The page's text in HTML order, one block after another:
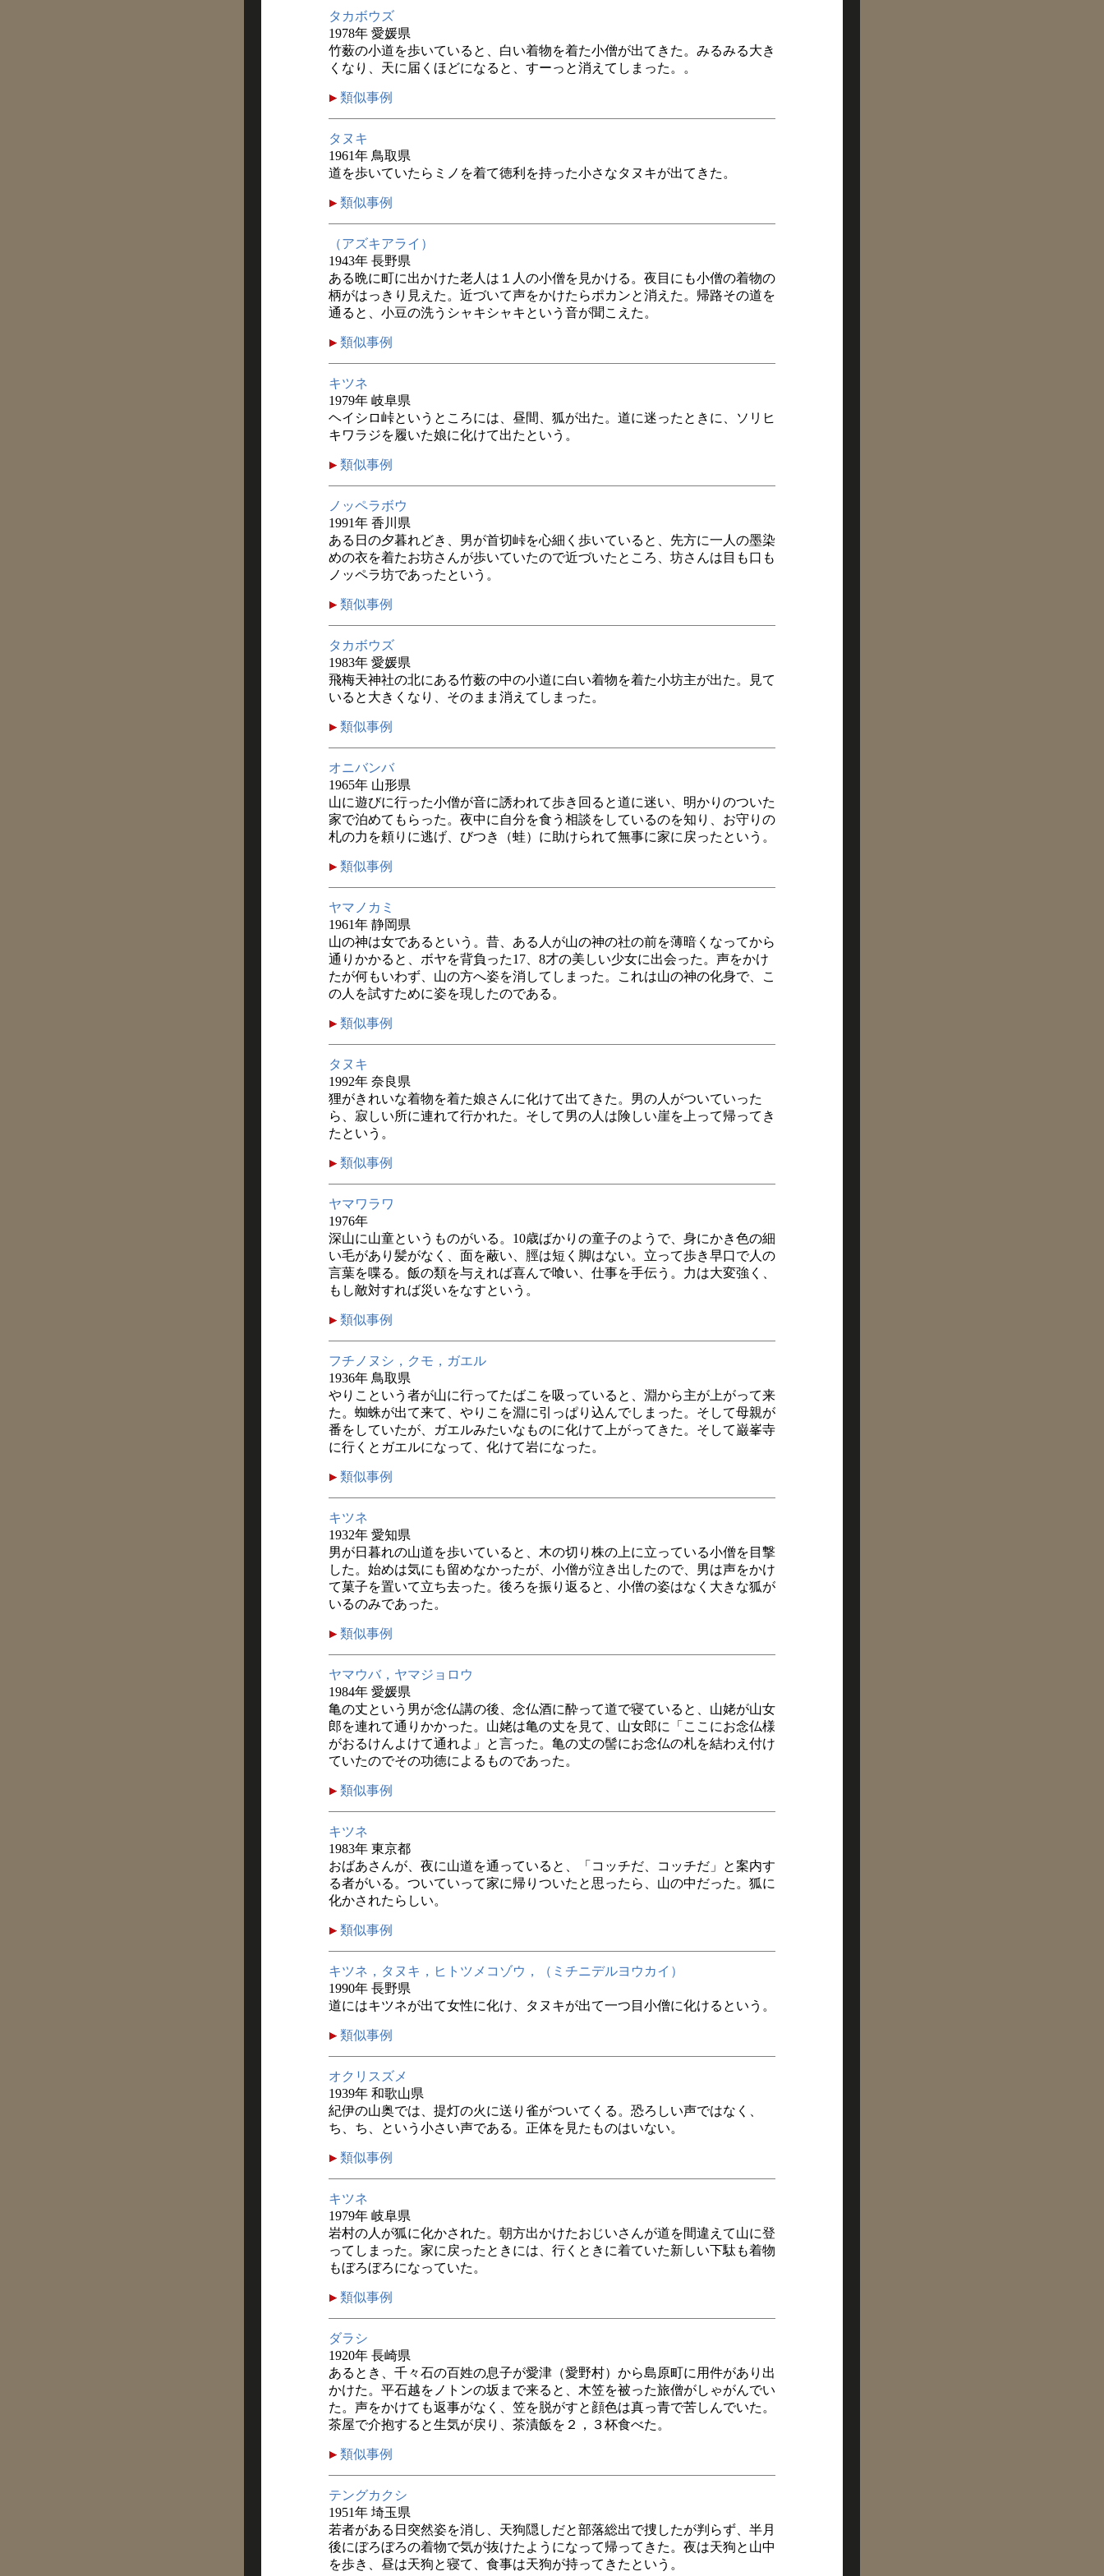
タカボウズ
1978年 愛媛県
竹薮の小道を歩いていると、白い着物を着た小僧が出てきた。みるみる大き
くなり、天に届くほどになると、すーっと消えてしまった。。
類似事例
タヌキ
1961年 鳥取県
道を歩いていたらミノを着て徳利を持った小さなタヌキが出てきた。
類似事例
（アズキアライ）
1943年 長野県
ある晩に町に出かけた老人は１人の小僧を見かける。夜目にも小僧の着物の
柄がはっきり見えた。近づいて声をかけたらポカンと消えた。帰路その道を
通ると、小豆の洗うシャキシャキという音が聞こえた。
類似事例
キツネ
1979年 岐阜県
ヘイシロ峠というところには、昼間、狐が出た。道に迷ったときに、ソリヒ
キワラジを履いた娘に化けて出たという。
類似事例
ノッペラボウ
1991年 香川県
ある日の夕暮れどき、男が首切峠を心細く歩いていると、先方に一人の墨染
めの衣を着たお坊さんが歩いていたので近づいたところ、坊さんは目も口も
ノッペラ坊であったという。
類似事例
タカボウズ
1983年 愛媛県
飛梅天神社の北にある竹薮の中の小道に白い着物を着た小坊主が出た。見て
いると大きくなり、そのまま消えてしまった。
類似事例
オニバンバ
1965年 山形県
山に遊びに行った小僧が音に誘われて歩き回ると道に迷い、明かりのついた
家で泊めてもらった。夜中に自分を食う相談をしているのを知り、お守りの
札の力を頼りに逃げ、びつき（蛙）に助けられて無事に家に戻ったという。
類似事例
ヤマノカミ
1961年 静岡県
山の神は女であるという。昔、ある人が山の神の社の前を薄暗くなってから
通りかかると、ボヤを背負った17、8才の美しい少女に出会った。声をかけ
たが何もいわず、山の方へ姿を消してしまった。これは山の神の化身で、こ
の人を試すために姿を現したのである。
類似事例
タヌキ
1992年 奈良県
狸がきれいな着物を着た娘さんに化けて出てきた。男の人がついていった
ら、寂しい所に連れて行かれた。そして男の人は険しい崖を上って帰ってき
たという。
類似事例
ヤマワラワ
1976年
深山に山童というものがいる。10歳ばかりの童子のようで、身にかき色の細
い毛があり髪がなく、面を蔽い、脛は短く脚はない。立って歩き早口で人の
言葉を喋る。飯の類を与えれば喜んで喰い、仕事を手伝う。力は大変強く、
もし敵対すれば災いをなすという。
類似事例
フチノヌシ，クモ，ガエル
1936年 鳥取県
やりこという者が山に行ってたばこを吸っていると、淵から主が上がって来
た。蜘蛛が出て来て、やりこを淵に引っぱり込んでしまった。そして母親が
番をしていたが、ガエルみたいなものに化けて上がってきた。そして巌峯寺
に行くとガエルになって、化けて岩になった。
類似事例
キツネ
1932年 愛知県
男が日暮れの山道を歩いていると、木の切り株の上に立っている小僧を目撃
した。始めは気にも留めなかったが、小僧が泣き出したので、男は声をかけ
て菓子を置いて立ち去った。後ろを振り返ると、小僧の姿はなく大きな狐が
いるのみであった。
類似事例
ヤマウバ，ヤマジョロウ
1984年 愛媛県
亀の丈という男が念仏講の後、念仏酒に酔って道で寝ていると、山姥が山女
郎を連れて通りかかった。山姥は亀の丈を見て、山女郎に「ここにお念仏様
がおるけんよけて通れよ」と言った。亀の丈の髻にお念仏の札を結わえ付け
ていたのでその功徳によるものであった。
類似事例
キツネ
1983年 東京都
おばあさんが、夜に山道を通っていると、「コッチだ、コッチだ」と案内す
る者がいる。ついていって家に帰りついたと思ったら、山の中だった。狐に
化かされたらしい。
類似事例
キツネ，タヌキ，ヒトツメコゾウ，（ミチニデルヨウカイ）
1990年 長野県
道にはキツネが出て女性に化け、タヌキが出て一つ目小僧に化けるという。
類似事例
オクリスズメ
1939年 和歌山県
紀伊の山奥では、提灯の火に送り雀がついてくる。恐ろしい声ではなく、
ち、ち、という小さい声である。正体を見たものはいない。
類似事例
キツネ
1979年 岐阜県
岩村の人が狐に化かされた。朝方出かけたおじいさんが道を間違えて山に登
ってしまった。家に戻ったときには、行くときに着ていた新しい下駄も着物
もぼろぼろになっていた。
類似事例
ダラシ
1920年 長崎県
あるとき、千々石の百姓の息子が愛津（愛野村）から島原町に用件があり出
かけた。平石越をノトンの坂まで来ると、木笠を被った旅僧がしゃがんでい
た。声をかけても返事がなく、笠を脱がすと顔色は真っ青で苦しんでいた。
茶屋で介抱すると生気が戻り、茶漬飯を２，３杯食べた。
類似事例
テングカクシ
1951年 埼玉県
若者がある日突然姿を消し、天狗隠しだと部落総出で捜したが判らず、半月
後にぼろぼろの着物で気が抜けたようになって帰ってきた。夜は天狗と山中
を歩き、昼は天狗と寝て、食事は天狗が持ってきたという。